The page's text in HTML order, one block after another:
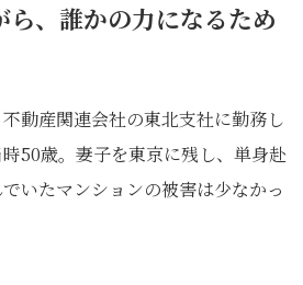
ら、誰かの力になるため
動産関連会社の東北支社に勤務し
50歳。妻子を東京に残し、単身赴
いたマンションの被害は少なかっ